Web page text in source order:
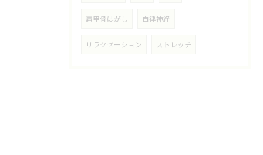
肩甲骨はがし 自律神経
リラクゼーション ストレッチ